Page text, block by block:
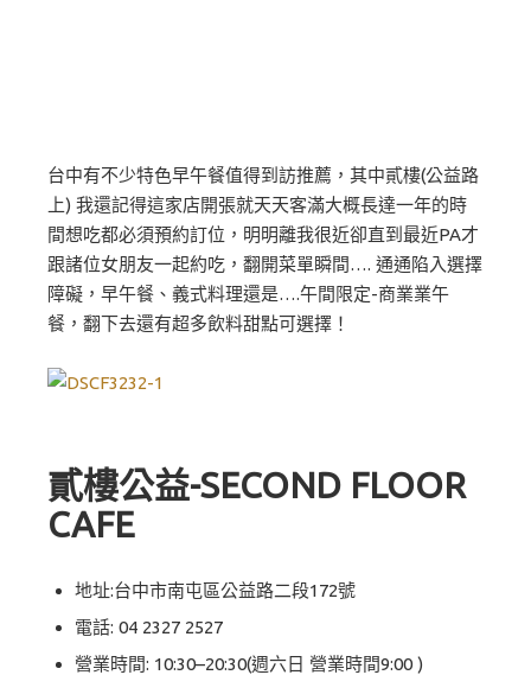
台中有不少特色早午餐值得到訪推薦，其中貳樓(公益路
上) 我還記得這家店開張就天天客滿大概長達一年的時
間想吃都必須預約訂位，明明離我很近卻直到最近PA才
跟諸位女朋友一起約吃，翻開菜單瞬間…. 通通陷入選擇
障礙，早午餐、義式料理還是….午間限定-商業業午
餐，翻下去還有超多飲料甜點可選擇！
貳樓公益-SECOND FLOOR
CAFE
地址:台中市南屯區公益路二段172號
電話: 04 2327 2527
營業時間: 10:30–20:30(週六日 營業時間9:00 )